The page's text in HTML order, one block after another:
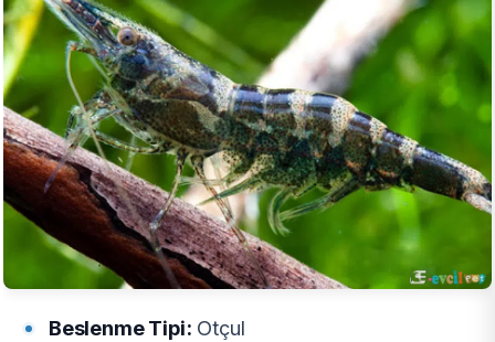
Beslenme Tipi: Otçul